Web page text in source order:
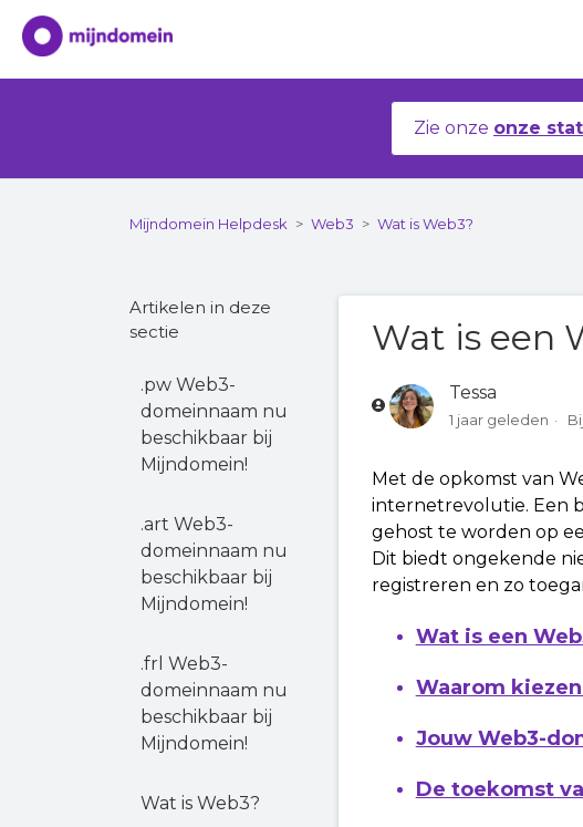
Zie onze onze
Mijndomein Helpdesk Web3 Wat is Web3?
Artikelen in deze
sectie
.pw Web3-
domeinnaam nu
beschikbaar bij
Mijndomein!
.art Web3-
domeinnaam nu
beschikbaar bij
Mijndomein!
.frl Web3-
domeinnaam nu
beschikbaar bij
Mijndomein!
Wat is Web3?
Wat is een
Tessa
1 jaar geleden
Met de opkomst van
internetrevolutie. Een
gehost te worden op
Dit biedt ongekende
registreren en zo
Wat is een
Waarom
Jouw Web3-
De toekomst